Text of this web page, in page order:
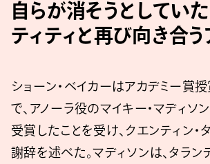
自らが消そうとしてい
ティティと再び向き合う
ショーン・ベイカーはアカデミー賞
で、アノーラ役のマイキー・マディソ
受賞したことを受け、クエンティン・
謝辞を述べた。マディソンは、タラン